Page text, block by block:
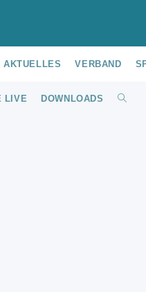
AKTUELLES VERBAND
LIVE DOWNLOADS